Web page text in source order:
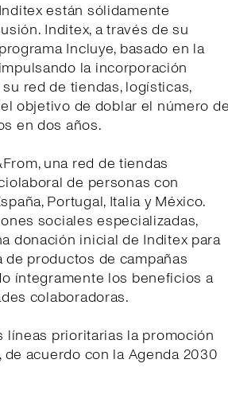
están sólidamente
Inditex, a través de su
Incluye, basado en la
la incorporación
red de tiendas, logísticas,
objetivo de doblar el número de
en dos años.
una red de tiendas
de personas con
Portugal, Italia y México.
sociales especializadas,
donación inicial de Inditex para
productos de campañas
íntegramente los beneficios a
colaboradoras.
líneas prioritarias la promoción
acuerdo con la Agenda 2030